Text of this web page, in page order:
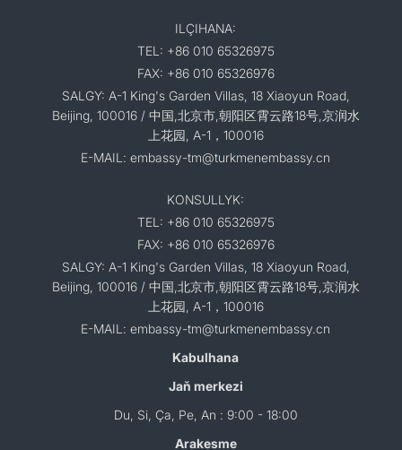
ILÇIHANA:
TEL: +86 010 65326975
FAX: +86 010 65326976
SALGY: A-1 King's Garden Villas, 18 Xiaoyun Road,
Beijing, 100016 / 中国,北京市,朝阳区霄云路18号,京润水
上花园, A-1，100016
E-MAIL: embassy-tm@turkmenembassy.cn
KONSULLYK:
TEL: +86 010 65326975
FAX: +86 010 65326976
SALGY: A-1 King's Garden Villas, 18 Xiaoyun Road,
Beijing, 100016 / 中国,北京市,朝阳区霄云路18号,京润水
上花园, A-1，100016
E-MAIL: embassy-tm@turkmenembassy.cn
Kabulhana
Jaň merkezi
Du, Si, Ça, Pe, An : 9:00 - 18:00
Arakesme